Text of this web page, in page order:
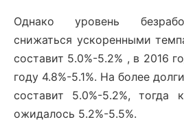
Однако уровень
снижаться ускоренными
составит 5.0%-5.2% , в 2016
году 4.8%-5.1%. На более
составит 5.0%-5.2%,
ожидалось 5.2%-5.5%.